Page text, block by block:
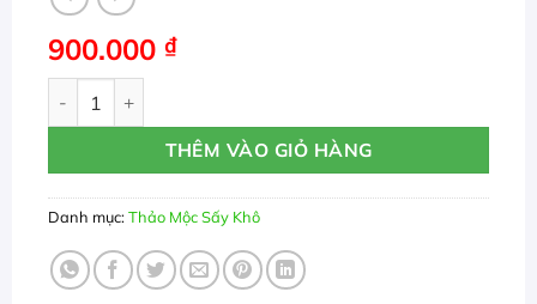
900.000 ₫
THÊM VÀO GIỎ HÀNG
Danh mục:Thảo Mộc Sấy Khô